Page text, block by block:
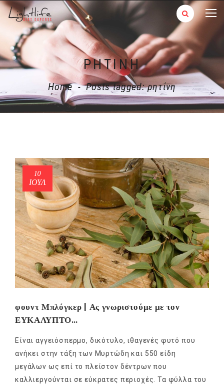
ΡΗΤΊΝΗ
Home - Posts tagged: ρητίνη
10
ΙΟΎΛ
φουντ Μπλόγκερ | Ας γνωριστούμε με τον
ΕΥΚΑΛΥΠΤΟ…
Είναι αγγειόσπερμο, δικότυλο, ιθαγενές φυτό που
ανήκει στην τάξη των Μυρτώδη και 550 είδη
μεγάλων ως επί το πλείστον δέντρων που
καλλιεργούνται σε εύκρατες περιοχές. Τα φύλλα του